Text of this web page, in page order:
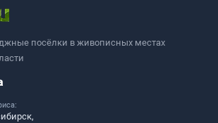
посёлки в живописных местах